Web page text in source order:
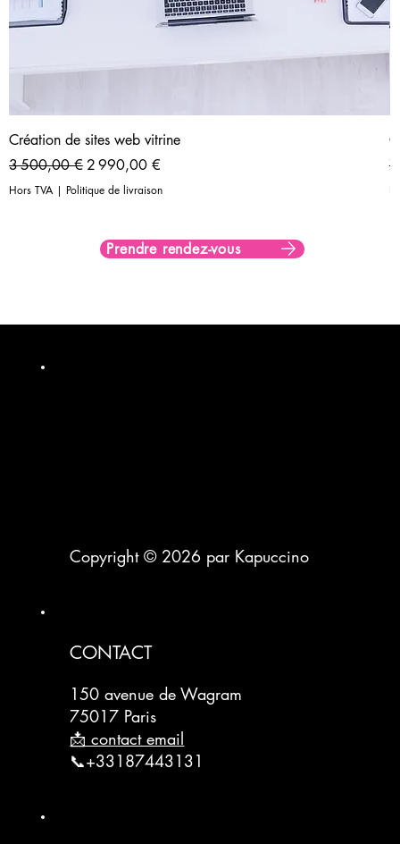
Création de sites web vitrine
Prix original
3 500,00 € Prix promotionnel
2 990,00 €
Hors TVA| Politique de livraison
Prendre rendez-vous
Copyright © 2026 par Kapuccino
CONTACT
150 avenue de Wagram
75017 Paris
📩 contact email
📞+33187443131